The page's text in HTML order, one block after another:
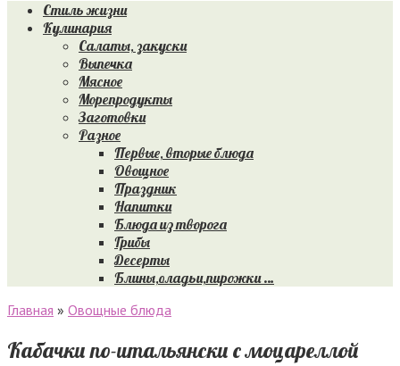
Стиль жизни
Кулинария
Салаты, закуски
Выпечка
Мясное
Морепродукты
Заготовки
Разное
Первые, вторые блюда
Овощное
Праздник
Напитки
Блюда из творога
Грибы
Десерты
Блины,оладьи,пирожки …
Главная » Овощные блюда
Кабачки по-итальянски с моцареллой